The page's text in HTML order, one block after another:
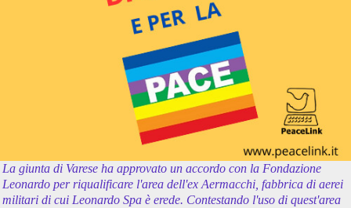
La giunta di Varese ha approvato un accordo con la Fondazione
Leonardo per riqualificare l'area dell'ex Aermacchi, fabbrica di aerei
militari di cui Leonardo Spa è erede. Contestando l'uso di quest'area